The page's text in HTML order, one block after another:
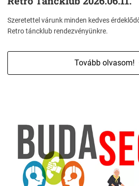
Szeretettel várunk minden kedves
Retro táncklub rendezvényünkre.
Tovább olvasom!